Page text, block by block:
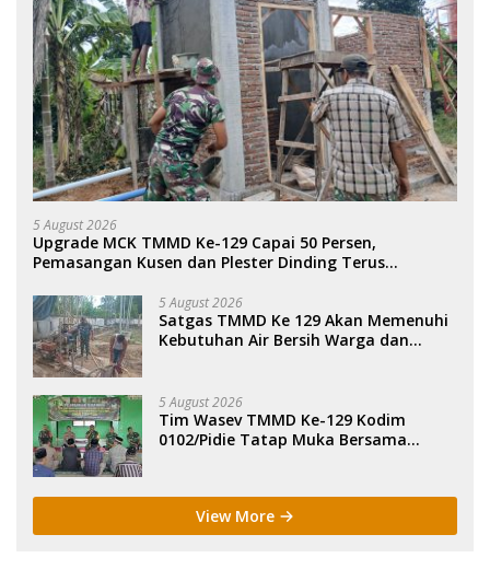
5 August 2026
Upgrade MCK TMMD Ke-129 Capai 50 Persen,
Pemasangan Kusen dan Plester Dinding Terus
5 August 2026
Satgas TMMD Ke 129 Akan Memenuhi
Kebutuhan Air Bersih Warga dan
5 August 2026
Tim Wasev TMMD Ke-129 Kodim
0102/Pidie Tatap Muka Bersama
View More